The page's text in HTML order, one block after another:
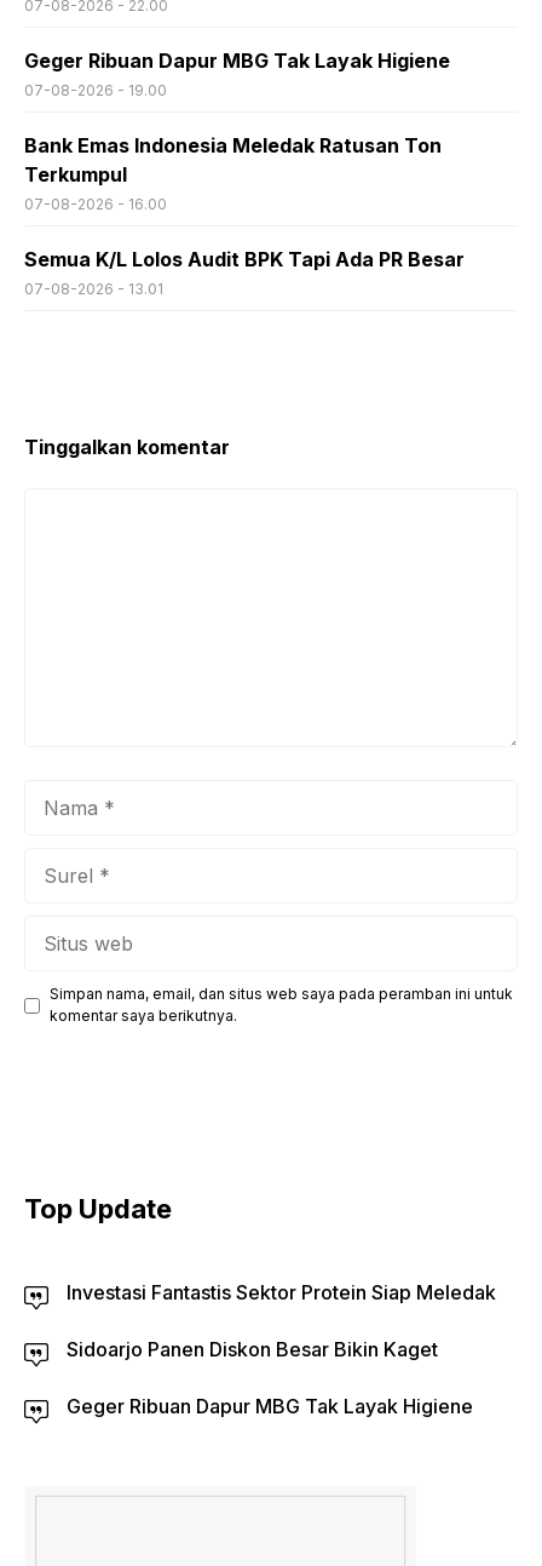
07-08-2026 - 22.00
Geger Ribuan Dapur MBG Tak Layak Higiene
07-08-2026 - 19.00
Bank Emas Indonesia Meledak Ratusan Ton
Terkumpul
07-08-2026 - 16.00
Semua K/L Lolos Audit BPK Tapi Ada PR Besar
07-08-2026 - 13.01
Tinggalkan komentar
Simpan nama, email, dan situs web saya pada peramban ini untuk
komentar saya berikutnya.
Top Update
Investasi Fantastis Sektor Protein Siap Meledak
Sidoarjo Panen Diskon Besar Bikin Kaget
Geger Ribuan Dapur MBG Tak Layak Higiene